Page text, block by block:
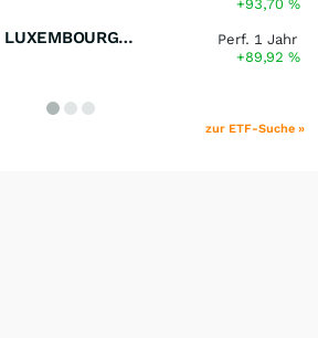
+93,70%
MULTI UNITS LUXEMBOURG - Lyxor MSCI Semiconductors ESG Filtered
Perf. 1 Jahr
+89,92%
zur ETF-Suche »